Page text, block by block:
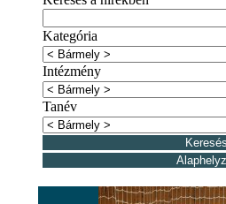
Kategória
Intézmény
Tanév